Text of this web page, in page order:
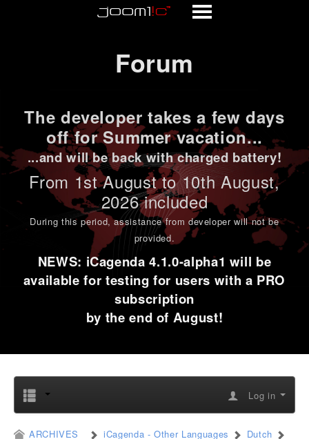
Forum
The developer takes a few days
off for Summer vacation...
...and will be back with charged battery!
From 1stAugust to 10th August,
2026 included
During this period,assistance from developer will not be
provided.
NEWS: iCagenda 4.1.0-alpha1 will be
available for testing for users with a PRO
subscription
by the end of August!
Log in
ARCHIVES iCagenda - Other Languages
Dutch